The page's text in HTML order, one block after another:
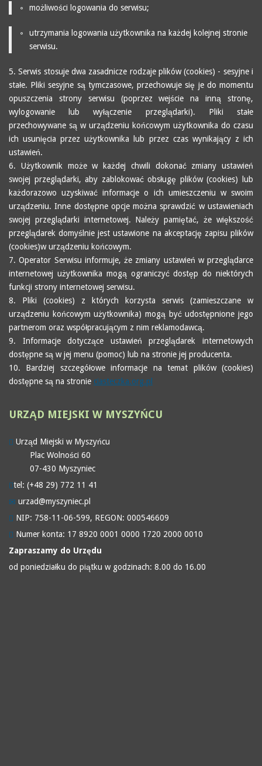
możliwości logowania do serwisu;
utrzymania logowania użytkownika na każdej kolejnej stronie
serwisu.
5. Serwis stosuje dwa zasadnicze rodzaje plików (cookies) - sesyjne i
stałe. Pliki sesyjne są tymczasowe, przechowuje się je do momentu
opuszczenia strony serwisu (poprzez wejście na inną stronę,
wylogowanie lub wyłączenie przeglądarki). Pliki stałe
przechowywane są w urządzeniu końcowym użytkownika do czasu
ich usunięcia przez użytkownika lub przez czas wynikający z ich
ustawień.
6. Użytkownik może w każdej chwili dokonać zmiany ustawień
swojej przeglądarki, aby zablokować obsługę plików (cookies) lub
każdorazowo uzyskiwać informacje o ich umieszczeniu w swoim
urządzeniu. Inne dostępne opcje można sprawdzić w ustawieniach
swojej przeglądarki internetowej. Należy pamiętać, że większość
przeglądarek domyślnie jest ustawione na akceptację zapisu plików
(cookies)w urządzeniu końcowym.
7. Operator Serwisu informuje, że zmiany ustawień w przeglądarce
internetowej użytkownika mogą ograniczyć dostęp do niektórych
funkcji strony internetowej serwisu.
8. Pliki (cookies) z których korzysta serwis (zamieszczane w
urządzeniu końcowym użytkownika) mogą być udostępnione jego
partnerom oraz współpracującym z nim reklamodawcą.
9. Informacje dotyczące ustawień przeglądarek internetowych
dostępne są w jej menu (pomoc) lub na stronie jej producenta.
10. Bardziej szczegółowe informacje na temat plików (cookies)
dostępne są na stronie ciasteczka.org.pl
URZĄD MIEJSKI W MYSZYŃCU
Urząd Miejski w Myszyńcu
Plac Wolności 60
07-430 Myszyniec
tel: (+48 29) 772 11 41
urzad@myszyniec.pl
NIP: 758-11-06-599, REGON: 000546609
Numer konta: 17 8920 0001 0000 1720 2000 0010
Zapraszamy do Urzędu
od poniedziałku do piątku w godzinach: 8.00 do 16.00